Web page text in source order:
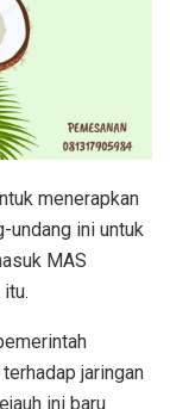
menerapkan
undang ini untuk
MAS
jaringan
ini baru